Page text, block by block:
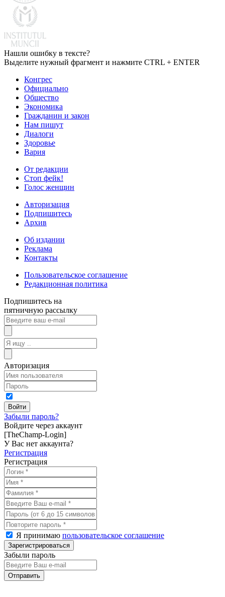
Нашли ошибку в тексте?
Выделите нужный фрагмент и нажмите CTRL + ENTER
Конгрес
Официально
Общество
Экономика
Гражданин и закон
Нам пишут
Диалоги
Здоровье
Вария
От редакции
Стоп фейк!
Голос женщин
Авторизация
Подпишитесь
Архив
Об издании
Реклама
Контакты
Пользовательское соглашение
Редакционная политика
Подпишитесь на
пятничную рассылку
Авторизация
Забыли пароль?
Войдите через аккаунт
[TheChamp-Login]
У Вас нет аккаунта?
Регистрация
Регистрация
Я принимаю пользовательское соглашение
Забыли пароль